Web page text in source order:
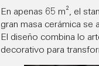
En apenas 65 m², el
gran masa cerámica se
El diseño combina lo
decorativo para